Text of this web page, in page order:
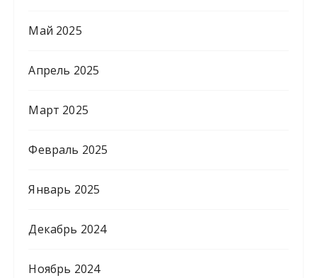
Май 2025
Апрель 2025
Март 2025
Февраль 2025
Январь 2025
Декабрь 2024
Ноябрь 2024